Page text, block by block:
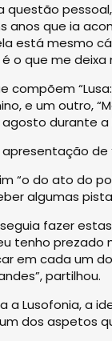
questão
anos que ia
está mesmo
é o que me
compõem
e um outro,
durante a
de
“o do ato do
algumas
fazer
tenho
em cada um
partilhou.
a Lusofonia, a
dos aspetos